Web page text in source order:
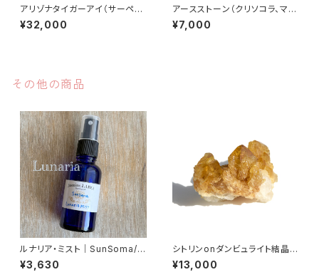
アリゾナタイガーアイ（サーペン
ティン） 丸玉
¥32,000
アースストーン（クリソコラ、マラ
カイト他） 磨き
¥7,000
その他の商品
ルナリア・ミスト｜SunSoma/L
unaria 30ml
¥3,630
シトリンonダンビュライト結晶｜
クラスター
¥13,000